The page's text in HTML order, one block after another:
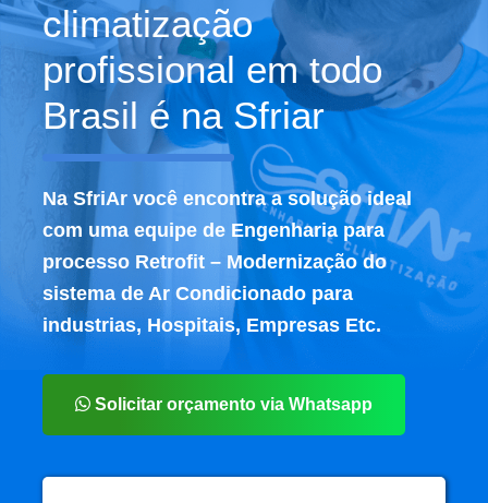
climatização
profissional em todo
Brasil é na Sfriar
Na SfriAr você encontra a solução ideal
com uma equipe de Engenharia para
processo Retrofit – Modernização do
sistema de Ar Condicionado para
industrias, Hospitais, Empresas Etc.
Solicitar orçamento via Whatsapp